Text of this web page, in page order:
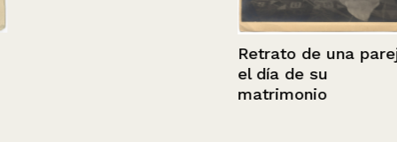
Retrato de una pareja
el día de su
matrimonio